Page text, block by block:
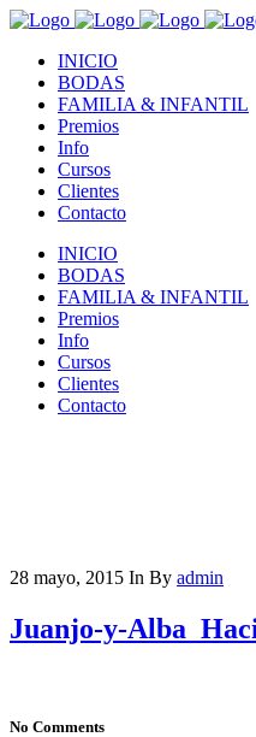
INICIO
BODAS
FAMILIA & INFANTIL
Premios
Info
Cursos
Clientes
Contacto
INICIO
BODAS
FAMILIA & INFANTIL
Premios
Info
Cursos
Clientes
Contacto
28 mayo, 2015 In By admin
Juanjo-y-
No Comments